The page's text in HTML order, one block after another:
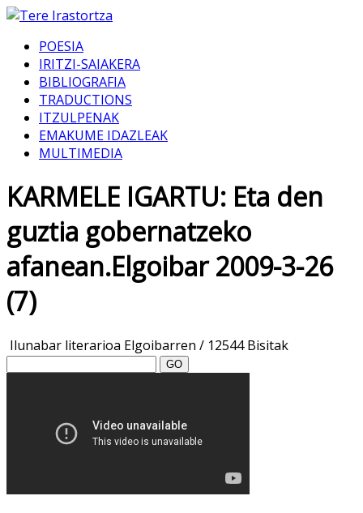
POESIA
IRITZI-SAIAKERA
BIBLIOGRAFIA
TRADUCTIONS
ITZULPENAK
EMAKUME IDAZLEAK
MULTIMEDIA
KARMELE IGARTU: Eta den
guztia gobernatzeko
afanean.Elgoibar 2009-3-26
(7)
Ilunabar literarioa Elgoibarren / 12544 Bisitak
GO